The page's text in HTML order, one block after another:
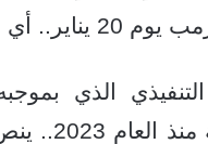
أقل من اسبوعين.
التنفيذي الذي